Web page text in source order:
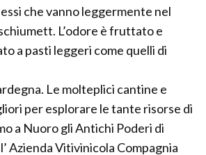
che vanno leggermente nel
L’odore è fruttato e
a pasti leggeri come quelli di
Le molteplici cantine e
per esplorare le tante risorse di
a Nuoro gli Antichi Poderi di
Azienda Vitivinicola Compagnia